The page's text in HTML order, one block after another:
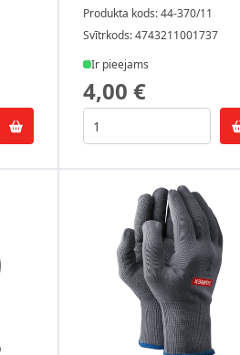
Produkta kods: 44-370/11
Svītrkods: 4743211001737
Ir pieejams
4,00 €